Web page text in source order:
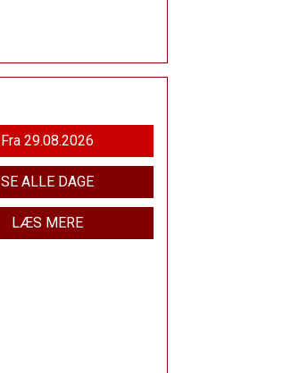
Fra 29.08.2026
SE ALLE DAGE
LÆS MERE